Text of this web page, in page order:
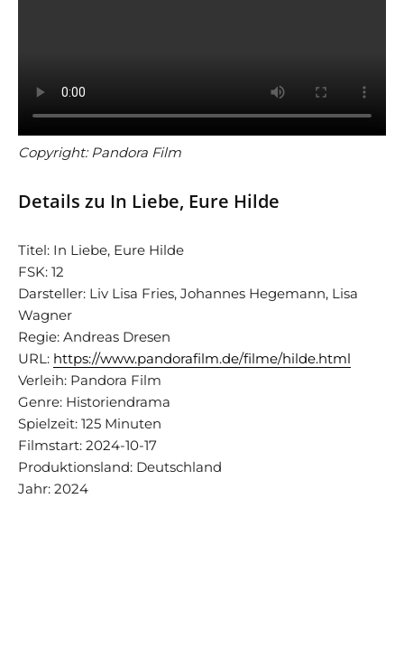
Copyright: Pandora Film
Details zu In Liebe, Eure Hilde
Titel: In Liebe, Eure Hilde
FSK: 12
Darsteller: Liv Lisa Fries, Johannes Hegemann, Lisa
Wagner
Regie: Andreas Dresen
URL: https://www.pandorafilm.de/filme/hilde.html
Verleih: Pandora Film
Genre: Historiendrama
Spielzeit: 125 Minuten
Filmstart: 2024-10-17
Produktionsland: Deutschland
Jahr: 2024